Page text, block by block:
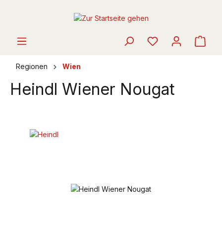
Regionen Wien
Heindl Wiener Nougat
Bildergalerie überspringen